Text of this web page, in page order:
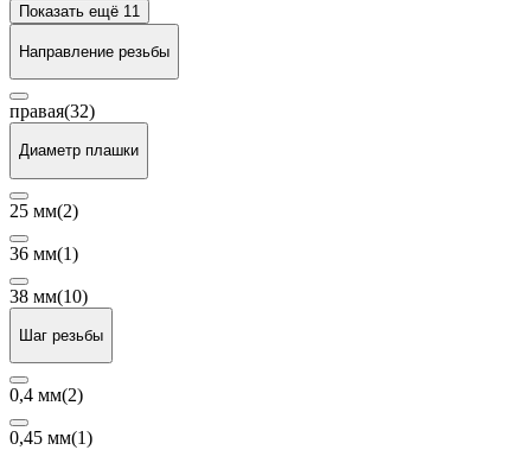
Показать ещё 11
Направление резьбы
правая(32)
Диаметр плашки
25 мм(2)
36 мм(1)
38 мм(10)
Шаг резьбы
0,4 мм(2)
0,45 мм(1)